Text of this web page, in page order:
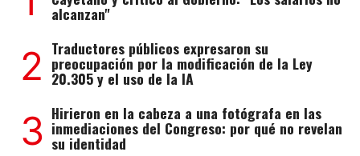
alcanzan"
2 Traductores públicos expresaron su
preocupación por la modificación de la Ley
20.305 y el uso de la IA
3 Hirieron en la cabeza a una fotógrafa en las
inmediaciones del Congreso: por qué no revelan
su identidad